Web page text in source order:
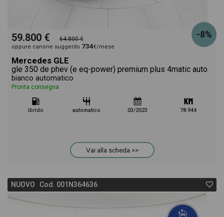
-8%
59.800 € 64.800 €
oppure canone suggerito 734€/mese
Mercedes GLE
gle 350 de phev (e eq-power) premium plus 4matic auto
bianco automatico
Pronta consegna
ibrido automatico 03/2023 78.944
Vai alla scheda >>
NUOVO Cod. 001N364636